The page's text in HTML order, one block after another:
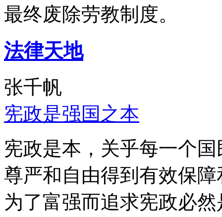
最终废除劳教制度。
法律天地
张千帆
宪政是强国之本
宪政是本，关乎每一个
尊严和自由得到有效保
为了富强而追求宪政必